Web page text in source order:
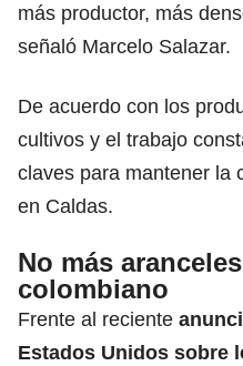
más productor, más
señaló Marcelo Salazar.
De acuerdo con los
cultivos y el trabajo
claves para mantener la
en Caldas.
No más
colombiano
Frente al reciente
Estados Unidos sobre